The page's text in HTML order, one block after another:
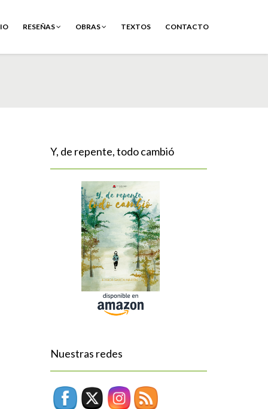
RESEÑAS OBRAS TEXTOS CONTACTO
Y, de repente, todo cambió
Nuestras redes